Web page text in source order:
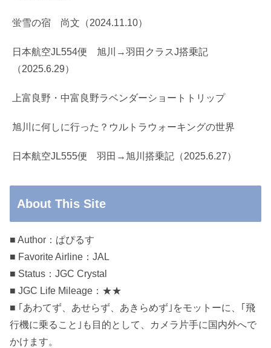
蛍雪の宿 尚文（2024.11.10）
日本航空JL554便 旭川→羽田クラスJ搭乗記
（2025.6.29）
上富良野・中富良野ラベンダーショートトリップ
旭川に何しに行った？ウルトラウォーキングの世界
日本航空JL555便 羽田→旭川搭乗記（2025.6.27）
About This Site
■ Author：ぱぴるす
■ Favorite Airline：JAL
■ Status：JGC Crystal
■ JGC Life Mileage：★★
■ ｢あわてず、あせらず、あきらめず｣をモットーに、｢飛
行機に乗ること｣も目的として、カメラ片手に国内外へで
かけます。